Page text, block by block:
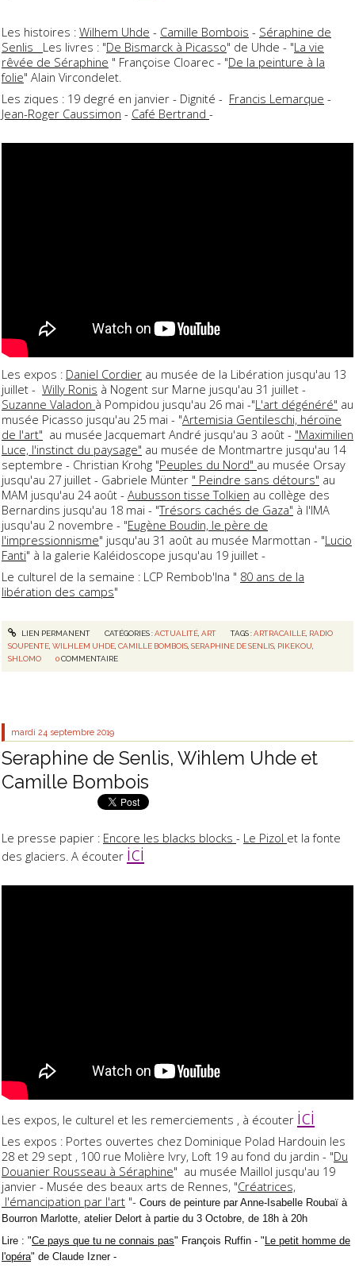
Les histoires : Wilhem Uhde - Camille Bombois - Séraphine de
Senlis Les livres : "De Bismarck à Picasso" de Uhde - "La vie
rêvée de Séraphine " Françoise Cloarec - "De la peinture à la
folie" Alain Vircondelet.
Les ziques : 19 degré en janvier - Dignité - Francis Lemarque -
Jean-Roger Caussimon - Café Bertrand -
Les expos : Daniel Cordier au musée de la Libération jusqu'au 13
juillet - Willy Ronis à Nogent sur Marne jusqu'au 31 juillet -
Suzanne Valadon à Pompidou jusqu'au 26 mai -"L'art dégénéré" au
musée Picasso jusqu'au 25 mai - "Artemisia Gentileschi, héroïne
de l'art" au musée Jacquemart André jusqu'au 3 août - "Maximilien
Luce, l'instinct du paysage" au musée de Montmartre jusqu'au 14
septembre - Christian Krohg "Peuples du Nord" au musée Orsay
jusqu'au 27 juillet - Gabriele Münter " Peindre sans détours" au
MAM jusqu'au 24 août - Aubusson tisse Tolkien au collège des
Bernardins jusqu'au 18 mai - "Trésors cachés de Gaza" à l'IMA
jusqu'au 2 novembre - "Eugène Boudin, le père de
l'impressionnisme" jusqu'au 31 août au musée Marmottan - "Lucio
Fanti" à la galerie Kaléidoscope jusqu'au 19 juillet -
Le culturel de la semaine : LCP Rembob'Ina " 80 ans de la
libération des camps"
LIEN PERMANENT CATÉGORIES :ACTUALITÉ, ART TAGS :ARTRACAILLE RADIO
SOUPENTE ,WILHLEM UHDE ,CAMILLE BOMBOIS ,SERAPHINE DE SENLIS PIKEKOU
SHLOMO
0 COMMENTAIRE
mardi 24 septembre 2019
Seraphine de Senlis, Wihlem Uhde et
Camille Bombois
Le presse papier : Encore les blacks blocks - Le Pizol et la fonte
des glaciers. A écouter ici
Les expos, le culturel et les remerciements , à écouter ici
Les expos : Portes ouvertes chez Dominique Polad Hardouin les
28 et 29 sept , 100 rue Molière Ivry, Loft 19 au fond du jardin - "Du
Douanier Rousseau à Séraphine" au musée Maillol jusqu'au 19
janvier - Musée des beaux arts de Rennes, "Créatrices,
l'émancipation par l'art "- Cours de peinture par Anne-Isabelle Roubaï à
Bourron Marlotte, atelier Delort à partie du 3 Octobre, de 18h à 20h
Lire : "Ce pays que tu ne connais pas" François Ruffin - " Le petit homme de
l'opéra" de Claude Izner -